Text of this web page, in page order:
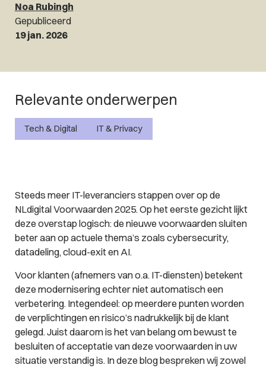
Noa Rubingh
Gepubliceerd
19 jan. 2026
Relevante onderwerpen
Tech & Digital IT & Privacy
Steeds meer IT-leveranciers stappen over op de
NLdigital Voorwaarden 2025. Op het eerste gezicht lijkt
deze overstap logisch: de nieuwe voorwaarden sluiten
beter aan op actuele thema’s zoals cybersecurity,
datadeling, cloud-exit en AI.
Voor klanten (afnemers van o.a. IT-diensten) betekent
deze modernisering echter niet automatisch een
verbetering. Integendeel: op meerdere punten worden
de verplichtingen en risico’s nadrukkelijk bij de klant
gelegd. Juist daarom is het van belang om bewust te
besluiten of acceptatie van deze voorwaarden in uw
situatie verstandig is. In deze blog bespreken wij zowel